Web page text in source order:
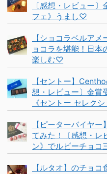
〔感想・レビュー
フェ》うまし♡
【ショコラベルア
ョコラを堪能！日本
楽しむ♡
【セントー】
想・レビュー〕金賞
《セントー セレクシ
【ピーターバイヤ
てみた！〔感想・レ
ン》でルビーチョ
【ルタオ】のチョ